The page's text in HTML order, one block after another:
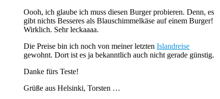
Oooh, ich glaube ich muss diesen Burger probieren. Denn, es
gibt nichts Besseres als Blauschimmelkäse auf einem Burger!
Wirklich. Sehr leckaaaa.
Die Preise bin ich noch von meiner letzten Islandreise
gewohnt. Dort ist es ja bekanntlich auch nicht gerade günstig.
Danke fürs Teste!
Grüße aus Helsinki, Torsten …